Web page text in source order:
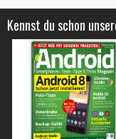
Kennst du schon